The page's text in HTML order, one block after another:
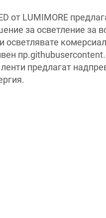
от LUMIMORE
за осветление за
осветлявате
предлагат